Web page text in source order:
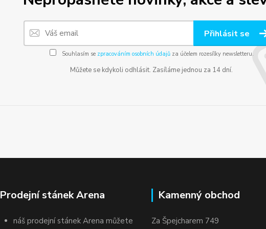
Přihlásit se
Souhlasím se zpracováním osobních údajůza účelem rozesílky newsletteru.
Můžete se kdykoli odhlásit. Zasíláme jednou za 14 dní.
Prodejní stánek Arena
náš prodejní stánek Arena můžete
Kamenný obchod
Za Špejcharem 749